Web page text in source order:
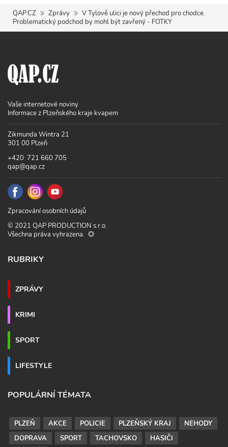
QAP.CZ Zprávy
V Tylově ulici je nový přechod pro chodce.
Problematický podchod by mohl být zavřený - FOTKY
Vaše internetové noviny
Informace z Plzeňského kraje kvapem
Zikmunda Wintra 21
301 00 Plzeň
+420 721 660 705
qap@qap.cz
Zpracování osobních údajů
© 2021 QAP PRODUCTION s.r.o.
Všechna práva vyhrazena.
RUBRIKY
ZPRÁVY
KRIMI
SPORT
LIFESTYLE
POPULÁRNÍ TÉMATA
PLZEŇ AKCE POLICIE PLZEŇSKÝ KRAJ
NEHODY
DOPRAVA
SPORT TACHOVSKO HASIČI